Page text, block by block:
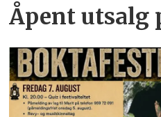
Åpent utsalg